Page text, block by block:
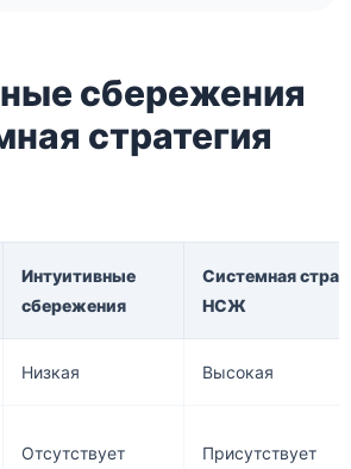
сбережения
стратегия
Интуитивные
сбережения
Системная
НСЖ
Низкая Высокая
Отсутствует Присутствует